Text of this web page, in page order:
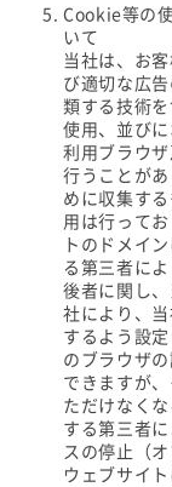
Cookie等の
いて
当社は、お
び適切な広
類する技術
使用、並び
利用ブラウ
行うことが
めに収集す
用は行って
トのドメイ
る第三者に
後者に関し
社により、
するよう設
のブラウザ
できますが
ただけなく
する第三者
スの停止（
ウェブサイ